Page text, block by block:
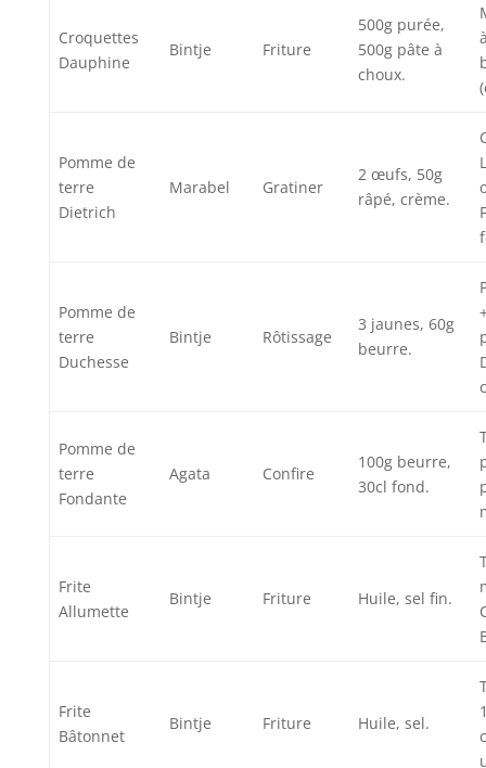
Croquettes
Dauphine
Bintje Friture
500g purée,
500g pâte à
choux.
Pomme de
terre
Dietrich
Marabel Gratiner
2 œufs, 50g
râpé, crème.
Pomme de
terre
Duchesse
Bintje Rôtissage
3 jaunes, 60g
beurre.
Pomme de
terre
Fondante
Agata Confire
100g beurre,
30cl fond.
Frite
Allumette
Bintje Friture Huile, sel fin.
Frite
Bâtonnet
Bintje Friture Huile, sel.